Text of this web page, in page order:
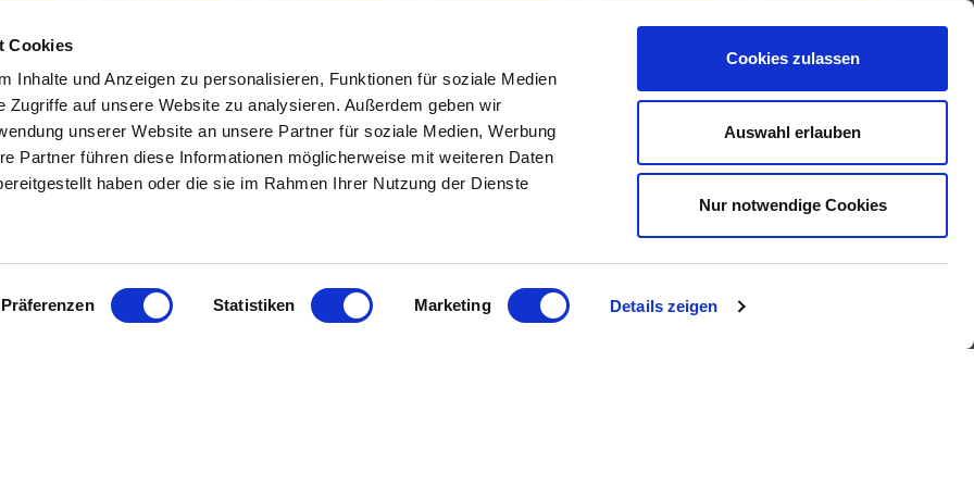
Cookies
Inhalte und Anzeigen zu personalisieren, Funktionen für soziale Medien
Zugriffe auf unsere Website zu analysieren. Außerdem geben wir
unserer Website an unsere Partner für soziale Medien, Werbung
Partner führen diese Informationen möglicherweise mit weiteren Daten
haben oder die sie im Rahmen Ihrer Nutzung der Dienste
Präferenzen Statistiken Marketing Details zeigen
Cookies zulassen
Auswahl erlauben
Nur notwendige Cookies
Umgebungstehen wir Ihnen
Seite.
INHALT
Referenzen
Eigentümer
Bewertung
Eigentumswohnungen
Häuser zum Kauf
Grundstücke
Renditeobjekte